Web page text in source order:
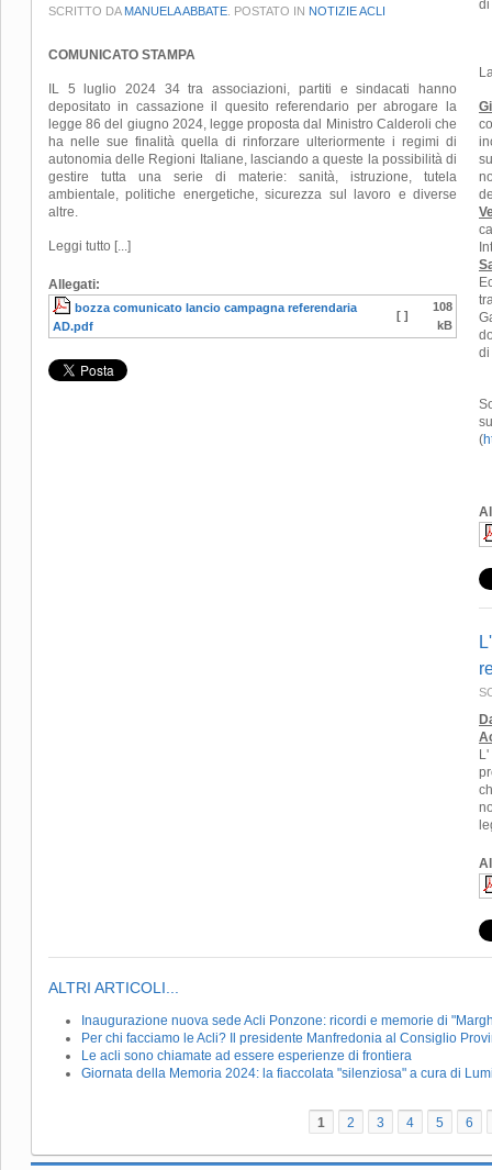
SCRITTO DA MANUELA ABBATE . POSTATO IN NOTIZIE ACLI
COMUNICATO STAMPA
IL 5 luglio 2024 34 tra associazioni, partiti e sindacati hanno
depositato in cassazione il quesito referendario per abrogare la
legge 86 del giugno 2024, legge proposta dal Ministro Calderoli che
ha nelle sue finalità quella di rinforzare ulteriormente i regimi di
autonomia delle Regioni Italiane, lasciando a queste la possibilità di
gestire tutta una serie di materie: sanità, istruzione, tutela
ambientale, politiche energetiche, sicurezza sul lavoro e diverse
altre.
Leggi tutto [...]
Allegati:
bozza comunicato lancio campagna referendaria
AD.pdf
[ ]
108
kB
di
di
(
ALTRI ARTICOLI...
Inaugurazione nuova sede Acli Ponzone: ricordi e memorie di
Per chi facciamo le Acli? Il presidente Manfredonia al Consiglio
Le acli sono chiamate ad essere esperienze di frontiera
Giornata della Memoria 2024: la fiaccolata "silenziosa" a cura di
1 2 3 4 5 6